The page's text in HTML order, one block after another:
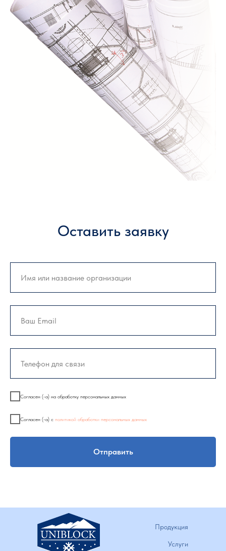
Оставить заявку
Согласен (-а) на обработку персональных данных
Согласен (-а) с политикой обработки персональных данных
Отправить
Продукция
Услуги